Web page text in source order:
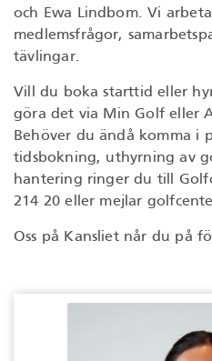
och Ewa Lindbom. Vi
medlemsfrågor,
tävlingar.
Vill du boka starttid eller
göra det via Min Golf eller
Behöver du ändå komma i
tidsbokning, uthyrning av
hantering ringer du till
214 20 eller mejlar
Oss på Kansliet når du på